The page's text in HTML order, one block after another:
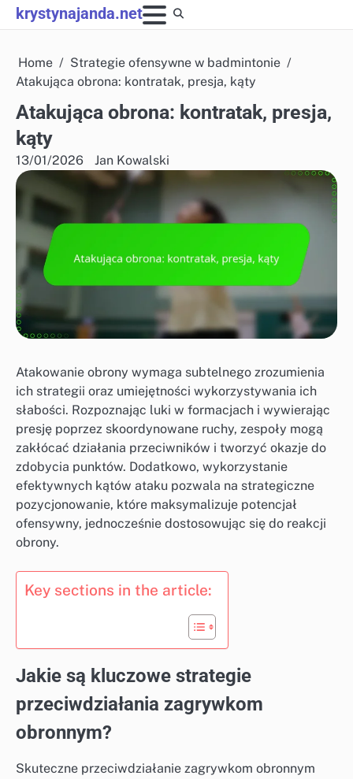
Skip
to
krystynajanda.net
Home
Strategie ofensywne w badmintonie
Atakująca obrona: kontratak, presja, kąty
Atakująca obrona: kontratak, presja,
kąty
13/01/2026 Jan Kowalski
Atakowanie obrony wymaga subtelnego zrozumienia
ich strategii oraz umiejętności wykorzystywania ich
słabości. Rozpoznając luki w formacjach i wywierając
presję poprzez skoordynowane ruchy, zespoły mogą
zakłócać działania przeciwników i tworzyć okazje do
zdobycia punktów. Dodatkowo, wykorzystanie
efektywnych kątów ataku pozwala na strategiczne
pozycjonowanie, które maksymalizuje potencjał
ofensywny, jednocześnie dostosowując się do reakcji
obrony.
Key sections in the article:
Jakie są kluczowe strategie
przeciwdziałania zagrywkom
obronnym?
Skuteczne przeciwdziałanie zagrywkom obronnym